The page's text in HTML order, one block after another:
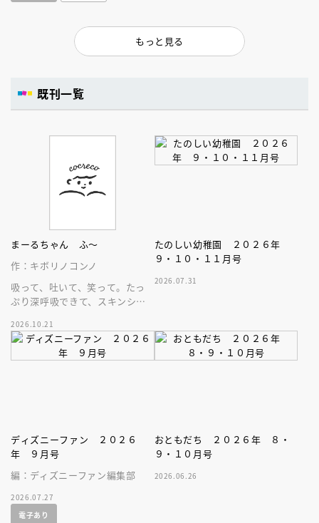
もっと見る
既刊一覧
まーるちゃん ふ～
作：キボリノコンノ
吸って、吐いて、笑って。たっ
ぷり深呼吸できて、スキンシッ
家、キボリノコンノ初のファー
ストブック。
2026.10.21
たのしい幼稚園 ２０２６年
９・１０・１１月号
2026.07.31
ディズニーファン ２０２６
年 ９月号
編：ディズニーファン編集部
2026.07.27
電子あり
おともだち ２０２６年 ８・
９・１０月号
2026.06.26